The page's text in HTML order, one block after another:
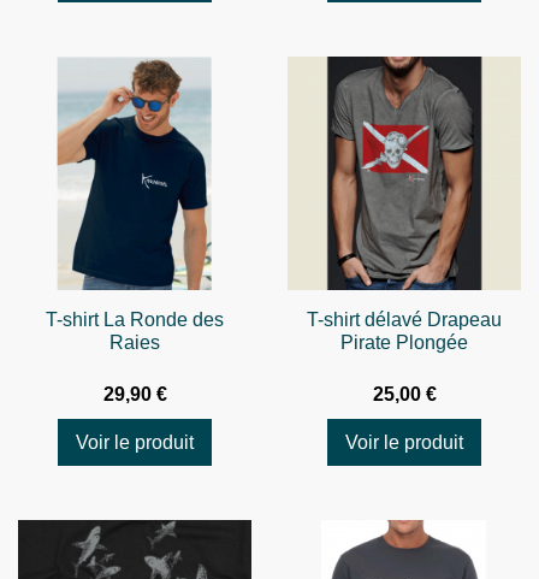
T-shirt La Ronde des
Raies
29,90 €
Voir le produit
T-shirt délavé Drapeau
Pirate Plongée
25,00 €
Voir le produit